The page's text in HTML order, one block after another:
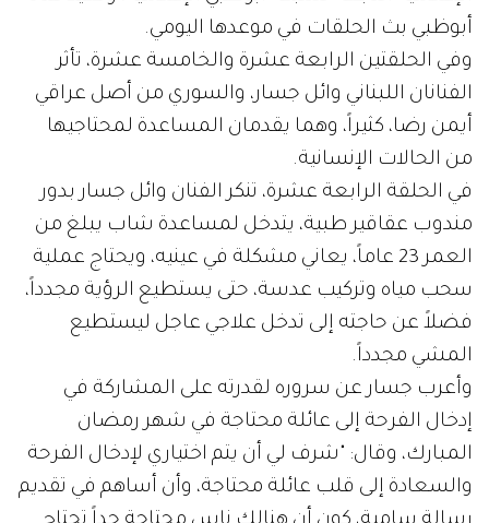
أبوظبي بث الحلقات في موعدها اليومي.
وفي الحلقتين الرابعة عشرة والخامسة عشرة، تأثر
الفنانان اللبناني وائل جسار، والسوري من أصل عراقي
أيمن رضا، كثيراً، وهما يقدمان المساعدة لمحتاجيها
من الحالات الإنسانية.
في الحلقة الرابعة عشرة، تنكر الفنان وائل جسار بدور
مندوب عقاقير طبية، يتدخل لمساعدة شاب يبلغ من
العمر 23 عاماً، يعاني مشكلة في عينيه، ويحتاج عملية
سحب مياه وتركيب عدسة، حتى يستطيع الرؤية مجدداً،
فضلاً عن حاجته إلى تدخل علاجي عاجل ليستطيع
المشي مجدداً.
وأعرب جسار عن سروره لقدرته على المشاركة في
إدخال الفرحة إلى عائلة محتاجة في شهر رمضان
المبارك، وقال: "شرف لي أن يتم اختياري لإدخال الفرحة
والسعادة إلى قلب عائلة محتاجة، وأن أساهم في تقديم